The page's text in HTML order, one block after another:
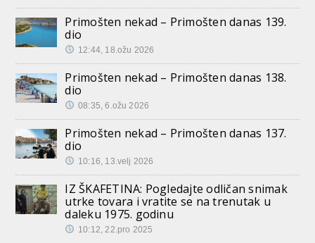
Primošten nekad – Primošten danas 139.
dio
12:44, 18.ožu 2026
Primošten nekad – Primošten danas 138.
dio
08:35, 6.ožu 2026
Primošten nekad – Primošten danas 137.
dio
10:16, 13.velj 2026
IZ ŠKAFETINA: Pogledajte odličan snimak
utrke tovara i vratite se na trenutak u
daleku 1975. godinu
10:12, 22.pro 2025